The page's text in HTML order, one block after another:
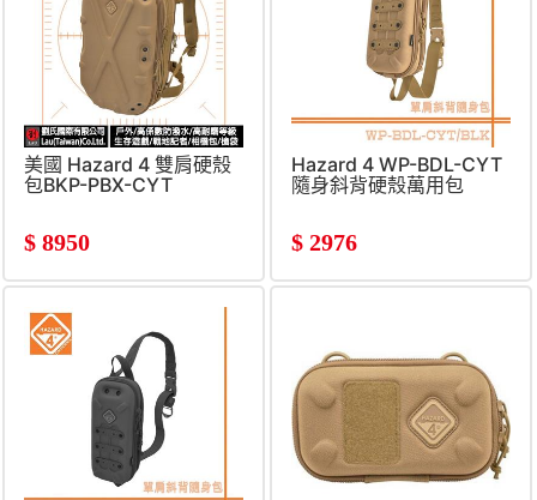
美國 Hazard 4 雙肩硬殼
包BKP-PBX-CYT
$ 8950
Hazard 4 WP-BDL-CYT
隨身斜背硬殼萬用包
$ 2976